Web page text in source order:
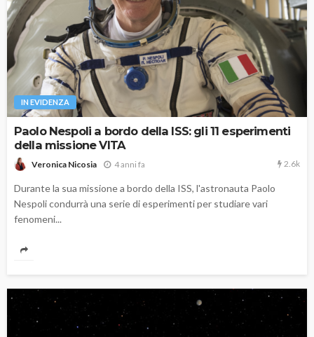
IN EVIDENZA
Paolo Nespoli a bordo della ISS: gli 11 esperimenti
della missione VITA
Veronica Nicosia 4 anni fa 2.6k
Durante la sua missione a bordo della ISS, l'astronauta Paolo
Nespoli condurrà una serie di esperimenti per studiare vari
fenomeni...